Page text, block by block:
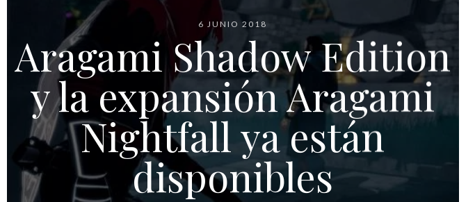
6 JUNIO 2018
Aragami Shadow Edition
y la expansión Aragami
Nightfall ya están
disponibles